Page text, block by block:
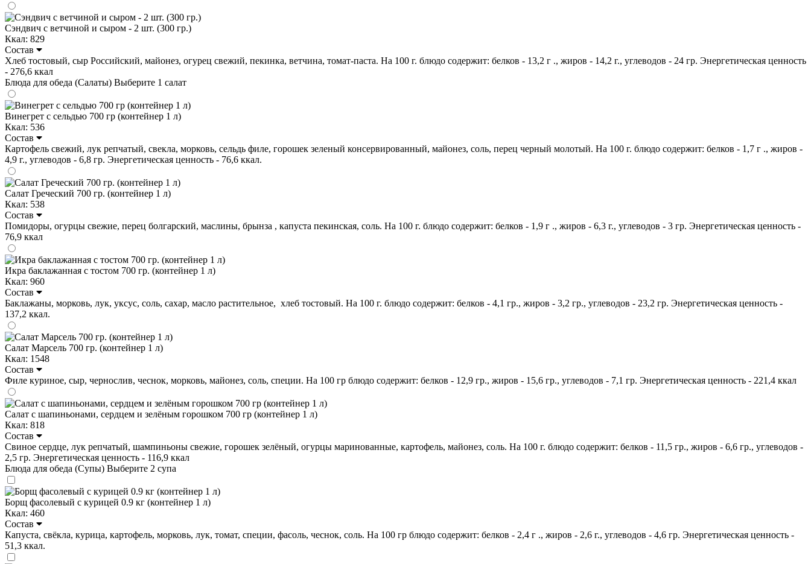
Сэндвич с ветчиной и сыром - 2 шт. (300 гр.)
Ккал: 829
Состав
Хлеб тостовый, сыр Российский, майонез, огурец свежий, пекинка, ветчина, томат-паста. На 100 г. блюдо содержит: белков - 13,2 г ., жиров - 14,2 г., углеводов - 24 гр. Энергетическая ценность
- 276,6 ккал
Блюда для обеда (Салаты) Выберите 1 салат
Винегрет с сельдью 700 гр (контейнер 1 л)
Ккал: 536
Состав
Картофель свежий, лук репчатый, свекла, морковь, сельдь филе, горошек зеленый консервированный, майонез, соль, перец черный молотый. На 100 г. блюдо содержит: белков - 1,7 г ., жиров -
4,9 г., углеводов - 6,8 гр. Энергетическая ценность - 76,6 ккал.
Салат Греческий 700 гр. (контейнер 1 л)
Ккал: 538
Состав
Помидоры, огурцы свежие, перец болгарский, маслины, брынза , капуста пекинская, соль. На 100 г. блюдо содержит: белков - 1,9 г ., жиров - 6,3 г., углеводов - 3 гр. Энергетическая ценность -
76,9 ккал
Икра баклажанная с тостом 700 гр. (контейнер 1 л)
Ккал: 960
Состав
Баклажаны, морковь, лук, уксус, соль, сахар, масло растительное, хлеб тостовый. На 100 г. блюдо содержит: белков - 4,1 гр., жиров - 3,2 гр., углеводов - 23,2 гр. Энергетическая ценность -
137,2 ккал.
Салат Марсель 700 гр. (контейнер 1 л)
Ккал: 1548
Состав
Филе куриное, сыр, чернослив, чеснок, морковь, майонез, соль, специи. На 100 гр блюдо содержит: белков - 12,9 гр., жиров - 15,6 гр., углеводов - 7,1 гр. Энергетическая ценность - 221,4 ккал
Салат с шапиньонами, сердцем и зелёным горошком 700 гр (контейнер 1 л)
Ккал: 818
Состав
Свиное сердце, лук репчатый, шампиньоны свежие, горошек зелёный, огурцы маринованные, картофель, майонез, соль. На 100 г. блюдо содержит: белков - 11,5 гр., жиров - 6,6 гр., углеводов -
2,5 гр. Энергетическая ценность - 116,9 ккал
Блюда для обеда (Супы) Выберите 2 супа
Борщ фасолевый с курицей 0.9 кг (контейнер 1 л)
Ккал: 460
Состав
Капуста, свёкла, курица, картофель, морковь, лук, томат, специи, фасоль, чеснок, соль. На 100 гр блюдо содержит: белков - 2,4 г ., жиров - 2,6 г., углеводов - 4,6 гр. Энергетическая ценность -
51,3 ккал.